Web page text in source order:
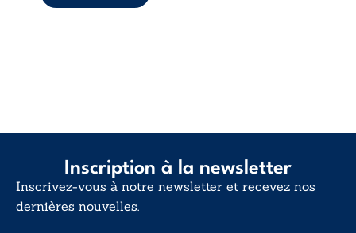
Inscription à la newsletter
Inscrivez-vous à notre newsletter et recevez nos
dernières nouvelles.